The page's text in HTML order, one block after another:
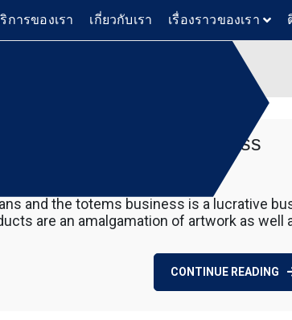
การของเรา เกี่ยวกับเรา เรื่องราวของเรา
บลูบัฟฟาโล่
ารเช่าเครื่องจักร
ำมาบริการเป็นเครื่องจักรรุ่นใหม่ ทันสมัย
ว ได้ผลงานที่คุ้มค่า ราคายุติธรรม ขุดดิน
ย ตักถ่านหิน ตักกะลาปาร์ม ตักไม้สับ ตัก
ตักสินค้าต่างๆ ขนย้ายเครื่องจักร โดยรถ
ำหน่ายดิน หิน ทราย รับเหมาถมที่ รถตัก
ตัก Komatsu WA 380 WA 320 WA 200 รถ
220 ZW 180 แบ็คโฮ CAT 320 CAT 312
and Totems Business
on
The
Talismans
and
Business
and the totems business is a lucrative
are an amalgamation of artwork as well
CONTINUE READING